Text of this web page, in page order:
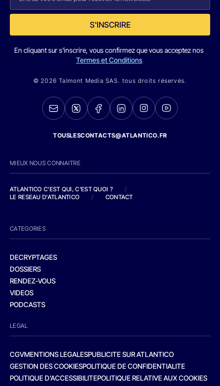
S'INSCRIRE
En cliquant sur s'inscrire, vous confirmez que vous acceptez nos
Termes et Conditions
© 2026 Talmont Media SAS. tous droits réservés.
TOUSLESCONTACTS@ATLANTICO.FR
MIEUX NOUS CONNAITRE
ATLANTICO C'EST QUI, C'EST QUOI ?
/
LE RESEAU D'ATLANTICO
/ CONTACT
CATEGORIES
DECRYPTAGES
DOSSIERS
RENDEZ-VOUS
VIDEOS
PODCASTS
LEGAL
CGVMENTIONS LEGALESPUBLICITE SUR ATLANTICO
GESTION DES COOKIESPOLITIQUE DE CONFIDENTIALITE
POLITIQUE D’ACCESSIBILITEPOLITIQUE RELATIVE AUX COOKIES